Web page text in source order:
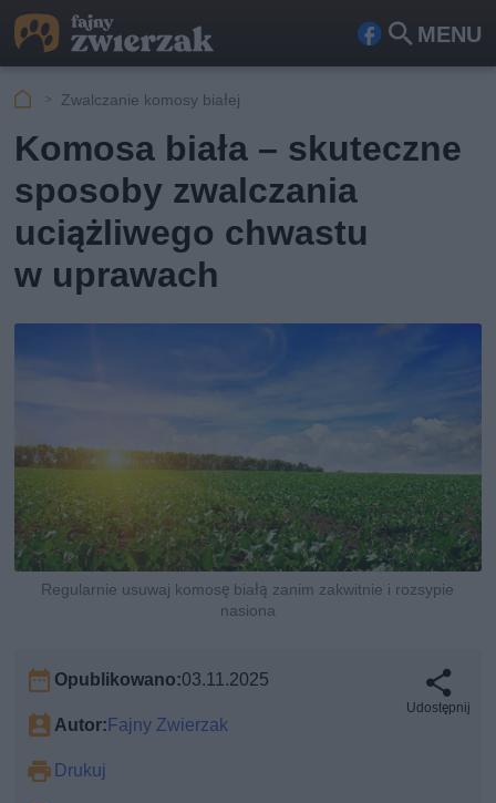
MENU
Fa Szu
Zwalczanie komosy białej
Komosa biała – skuteczne
sposoby zwalczania
uciążliwego chwastu
w uprawach
Regularnie usuwaj komosę białą zanim zakwitnie i rozsypie
nasiona
Opublikowano:03.11.2025
Autor:Fajny Zwierzak
Drukuj
Udostępnij